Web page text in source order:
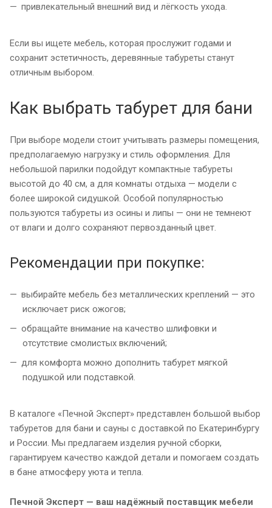
привлекательный внешний вид и лёгкость ухода.
Если вы ищете мебель, которая прослужит годами и
сохранит эстетичность, деревянные табуреты станут
отличным выбором.
Как выбрать табурет для бани
При выборе модели стоит учитывать размеры помещения,
предполагаемую нагрузку и стиль оформления. Для
небольшой парилки подойдут компактные табуреты
высотой до 40 см, а для комнаты отдыха — модели с
более широкой сидушкой. Особой популярностью
пользуются табуреты из осины и липы — они не темнеют
от влаги и долго сохраняют первозданный цвет.
Рекомендации при покупке:
выбирайте мебель без металлических креплений — это
исключает риск ожогов;
обращайте внимание на качество шлифовки и
отсутствие смолистых включений;
для комфорта можно дополнить табурет мягкой
подушкой или подставкой.
В каталоге «Печной Эксперт» представлен большой выбор
табуретов для бани и сауны с доставкой по Екатеринбургу
и России. Мы предлагаем изделия ручной сборки,
гарантируем качество каждой детали и помогаем создать
в бане атмосферу уюта и тепла.
Печной Эксперт — ваш надёжный поставщик мебели